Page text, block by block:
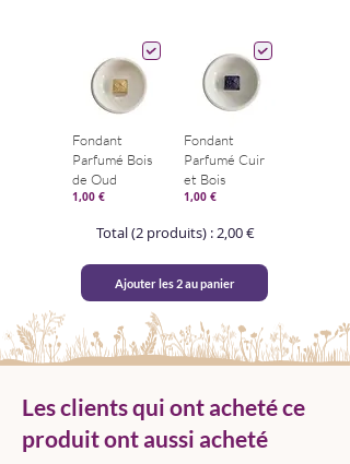
normes IFRA
Sans substances
controversées
maîtrisée
📦Emballage soigné &
expédition rapide
Fondant
Parfumé Bois
de Oud
1,00 €
Fondant
Parfumé Cuir
et Bois
1,00 €
Total (2 produits) : 2,00 €
Ajouter les 2 au panier
Les clients qui ont acheté ce
produit ont aussi acheté